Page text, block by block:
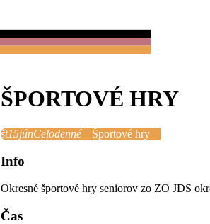
ŠPORTOVÉ HRY
št15júnCelodenné Športové hry
Info
Okresné športové hry seniorov zo ZO JDS
Čas